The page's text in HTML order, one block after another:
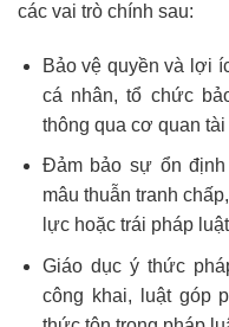
các vai trò chính sau:
Bảo vệ quyền và lợi
cá nhân, tổ chức
thông qua cơ quan tài
Đảm bảo sự ổn
mâu thuẫn tranh
lực hoặc trái pháp
Giáo dục ý thức
công khai, luật góp